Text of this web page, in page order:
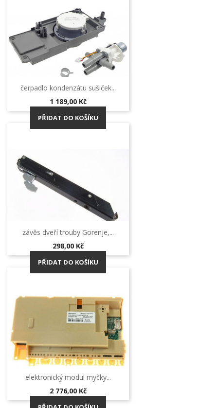
čerpadlo kondenzátu sušiček...
Cena
1 189,00 Kč
PŘIDAT DO KOŠÍKU
závěs dveří trouby Gorenje,...
Cena
298,00 Kč
PŘIDAT DO KOŠÍKU
elektronický modul myčky...
Cena
2 776,00 Kč